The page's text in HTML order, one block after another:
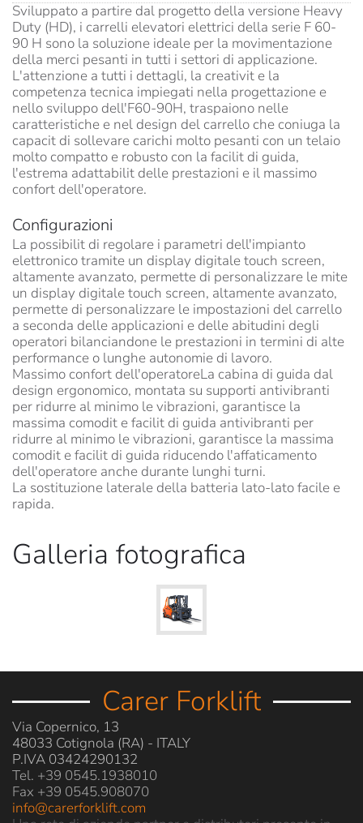
Sviluppato a partire dal progetto della versione Heavy
Duty (HD), i carrelli elevatori elettrici della serie F 60-
90 H sono la soluzione ideale per la movimentazione
della merci pesanti in tutti i settori di applicazione.
L'attenzione a tutti i dettagli, la creativit e la
competenza tecnica impiegati nella progettazione e
nello sviluppo dell'F60-90H, traspaiono nelle
caratteristiche e nel design del carrello che coniuga la
capacit di sollevare carichi molto pesanti con un telaio
molto compatto e robusto con la facilit di guida,
l'estrema adattabilit delle prestazioni e il massimo
confort dell'operatore.
Configurazioni
La possibilit di regolare i parametri dell'impianto
elettronico tramite un display digitale touch screen,
altamente avanzato, permette di personalizzare le mite
un display digitale touch screen, altamente avanzato,
permette di personalizzare le impostazioni del carrello
a seconda delle applicazioni e delle abitudini degli
operatori bilanciandone le prestazioni in termini di alte
performance o lunghe autonomie di lavoro.
Massimo confort dell'operatoreLa cabina di guida dal
design ergonomico, montata su supporti antivibranti
per ridurre al minimo le vibrazioni, garantisce la
massima comodit e facilit di guida antivibranti per
ridurre al minimo le vibrazioni, garantisce la massima
comodit e facilit di guida riducendo l'affaticamento
dell'operatore anche durante lunghi turni.
La sostituzione laterale della batteria lato-lato facile e
rapida.
Galleria fotografica
Carer Forklift
Via Copernico, 13
48033 Cotignola (RA) - ITALY
P.IVA 03424290132
Tel. +39 0545.1938010
Fax +39 0545.908070
info@carerforklift.com